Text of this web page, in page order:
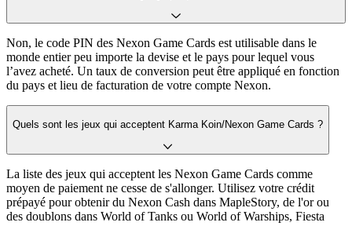
Non, le code PIN des Nexon Game Cards est utilisable dans le
monde entier peu importe la devise et le pays pour lequel vous
l’avez acheté. Un taux de conversion peut être appliqué en fonction
du pays et lieu de facturation de votre compte Nexon.
Quels sont les jeux qui acceptent Karma Koin/Nexon Game Cards ?
La liste des jeux qui acceptent les Nexon Game Cards comme
moyen de paiement ne cesse de s'allonger. Utilisez votre crédit
prépayé pour obtenir du Nexon Cash dans MapleStory, de l'or ou
des doublons dans World of Tanks ou World of Warships, Fiesta